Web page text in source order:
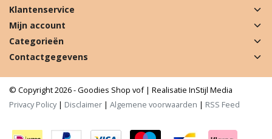
Klantenservice
Mijn account
Categorieën
Contactgegevens
© Copyright 2026 - Goodies Shop vof | Realisatie InStijl Media
Privacy Policy| Disclaimer | Algemene voorwaarden | RSS Feed